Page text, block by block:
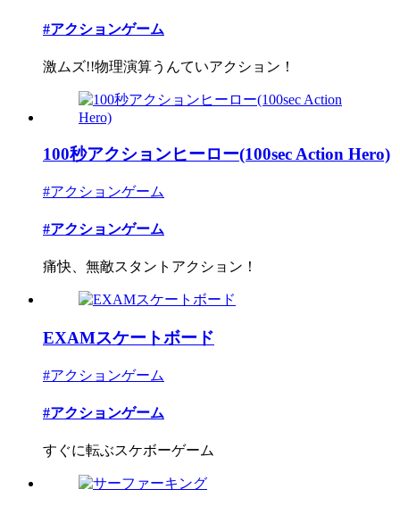
#アクションゲーム
激ムズ!!物理演算うんていアクション！
100秒アクションヒーロー(100sec Action Hero)
#アクションゲーム
#アクションゲーム
痛快、無敵スタントアクション！
EXAMスケートボード
#アクションゲーム
#アクションゲーム
すぐに転ぶスケボーゲーム